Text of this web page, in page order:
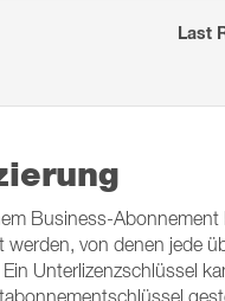
Last
Business-
werden, von denen jede
Unterlizenzschlüssel